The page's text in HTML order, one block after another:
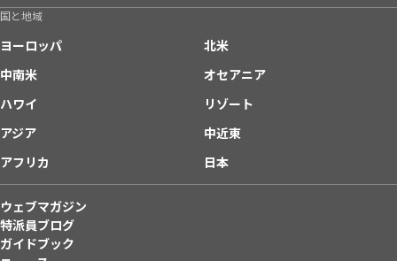
国と地域
ヨーロッパ
北米
中南米
オセアニア
ハワイ
リゾート
アジア
中近東
アフリカ
日本
ウェブマガジン
特派員ブログ
ガイドブック